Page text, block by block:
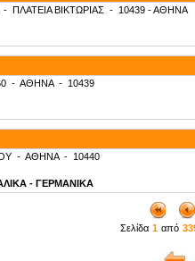
- ΠΛΑΤΕΙΑ ΒΙΚΤΩΡΙΑΣ - 10439 - ΑΘΗΝΑ
- ΑΘΗΝΑ- 10439
- ΑΘΗΝΑ- 10440
- ΓΕΡΜΑΝΙΚΑ
Σελίδα 1 από